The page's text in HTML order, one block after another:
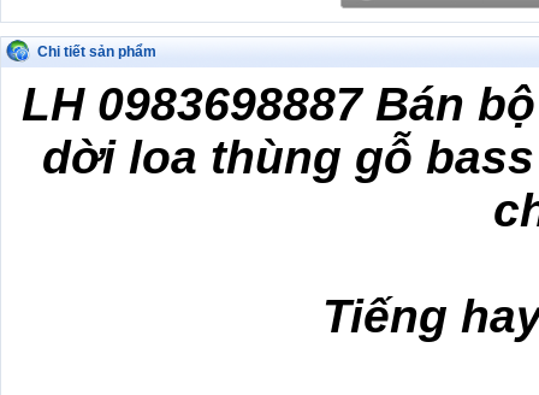
Chi tiết sản phẩm
LH 0983698887 Bán
dời loa thùng gỗ
Tiếng